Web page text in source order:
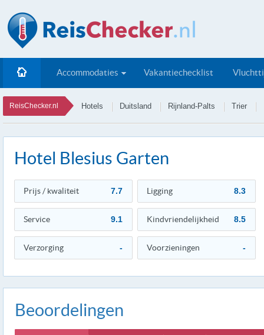
Accommodaties Vakantiechecklist
ReisChecker.nl Hotels Duitsland Rijnland-Palts Trier
Hotel Blesius Garten
Prijs / kwaliteit 7.7 Ligging 8.3
Service 9.1 Kindvriendelijkheid 8.5
Verzorging - Voorzieningen -
Beoordelingen